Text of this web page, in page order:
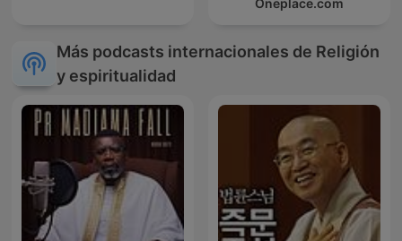
Oneplace.com
Más podcasts internacionales de Religión
y espiritualidad